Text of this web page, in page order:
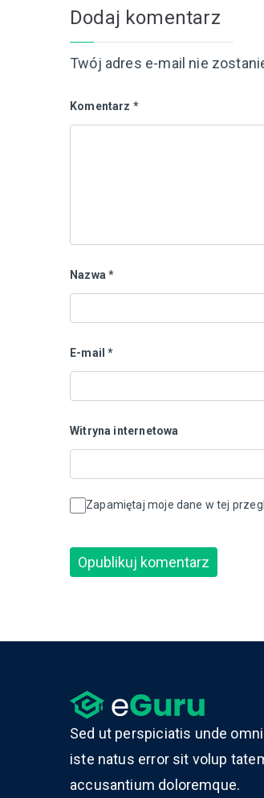
Dodaj komentarz
Twój adres e-mail nie
Komentarz *
Nazwa*
E-mail*
Witryna internetowa
Zapamiętaj moje dane w tej
Sed ut perspiciatis unde
iste natus error sit volup
accusantium doloremque.